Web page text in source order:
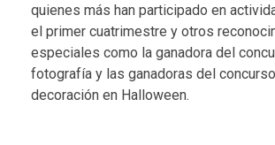
quienes más han participado en
el primer cuatrimestre y otros
especiales como la ganadora del
fotografía y las ganadoras del
decoración en Halloween.